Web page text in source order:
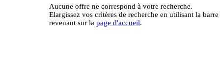
Aucune offre ne correspond à votre recherche.
Elargissez vos critères de recherche en utilisant la
revenant sur la page d'accueil.